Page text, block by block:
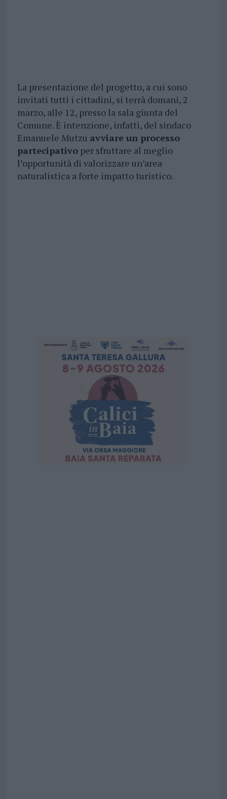
La presentazione del progetto, a cui sono
invitati tutti i cittadini, si terrà domani, 2
marzo, alle 12, presso la sala giunta del
Comune. È intenzione, infatti, del sindaco
Emanuele Mutzu avviare un processo
partecipativoper sfruttare al meglio
l’opportunità di valorizzare un’area
naturalistica a forte impatto turistico.